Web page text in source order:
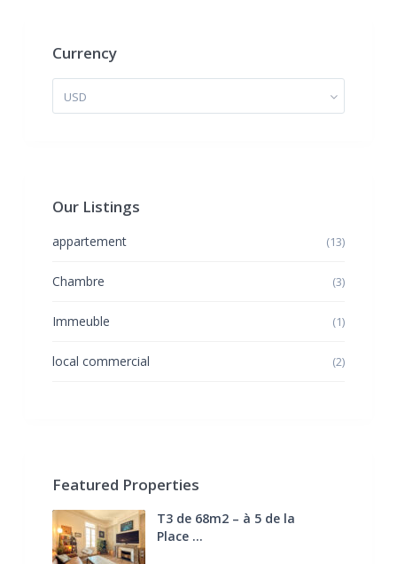
Currency
USD
Our Listings
appartement (13)
Chambre (3)
Immeuble (1)
local commercial (2)
Featured Properties
T3 de 68m2 – à 5 de la
Place ...